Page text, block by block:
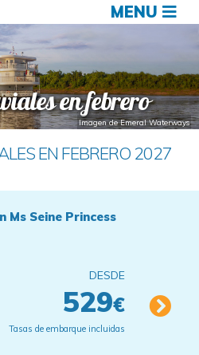
MENU
en febrero
Imagen de Emeral Waterways
EN FEBRERO 2027
Ms Seine Princess
DESDE
529€
Tasas de embarque incluidas